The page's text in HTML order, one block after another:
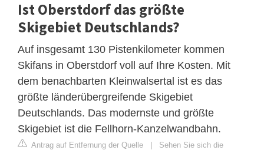
Ist Oberstdorf das größte
Skigebiet Deutschlands?
Auf insgesamt 130 Pistenkilometer kommen
Skifans in Oberstdorf voll auf Ihre Kosten. Mit
dem benachbarten Kleinwalsertal ist es das
größte länderübergreifende Skigebiet
Deutschlands. Das modernste und größte
Skigebiet ist die Fellhorn-Kanzelwandbahn.
Antrag auf Entfernung der Quelle | Sehen Sie sich die